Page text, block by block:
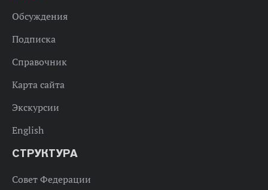
Обсуждения
Подписка
Справочник
Карта сайта
Экскурсии
English
СТРУКТУРА
Совет Федерации